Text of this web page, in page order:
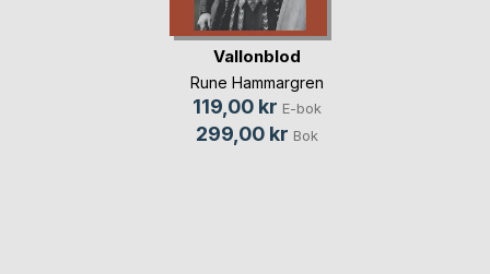
Vallonblod
Rune Hammargren
119,00 kr E-bok
299,00 kr Bok